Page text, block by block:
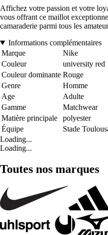
Affichez votre passion et votre
vous offrant ce maillot
camaraderie parmi tous les
Informations complémentaires
Marque
Nike
Couleur
university red
Couleur dominante Rouge
Genre
Homme
Age
Adulte
Gamme
Matchwear
Matière principale
polyester
Équipe
Stade
Loading...
Loading...
Toutes nos marques